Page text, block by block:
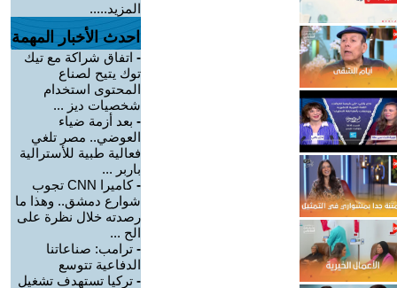
المزيد.....
احدث الأخبار المهمة
- اتفاق شراكة مع تيك
توك يتيح لصناع
المحتوى استخدام
شخصيات ديز ...
- بعد أزمة ضياء
العوضي.. مصر تلغي
فعالية طبية للأسترالية
باربر ...
-
كاميرا CNN تجوب
شوارع دمشق.. وهذا ما
رصدته خلال نظرة على
الح ...
- ترامب: صناعاتنا
الدفاعية تتوسع
- تركيا تستهدف تشغيل